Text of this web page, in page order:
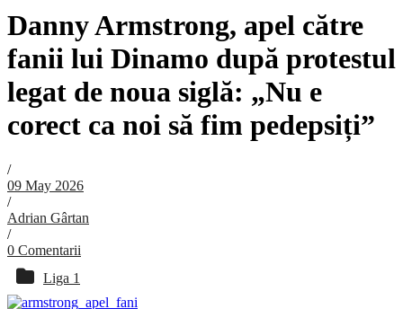
Danny Armstrong, apel către
fanii lui Dinamo după protestul
legat de noua siglă: „Nu e
corect ca noi să fim pedepsiți”
/
09 May 2026
/
Adrian Gârtan
/
0 Comentarii
Liga 1